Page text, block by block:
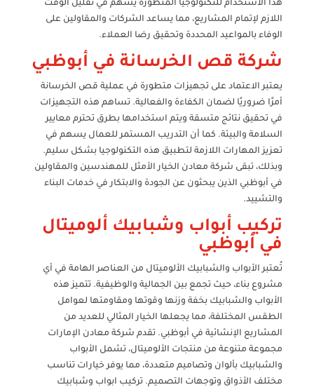
هذا الاستخدام للتكنولوجيا المتطورة يسهم في تقليل الوقت
اللازم لإتمام المشاريع، مما يساعد الشركات والمقاولين على
الوفاء بالمواعيد المحددة وتحقيق رضا العملاء.
شركة قص الخرسانة في أبوظبي
يعتبر الاعتماد على تجهيزات متطورة في عملية قص الخرسانة
أمرًا ضروريًا لضمان الكفاءة والفعالية. تساهم هذه التجهيزات
في تحقيق نتائج متسقة ويتم استخدامها بطرق تحترم معايير
السلامة والبيئة. كما أن التدريب المستمر للعمال يسهم في
تعزيز المهارات اللازمة لتطبيق هذه التكنولوجيا بشكل سليم.
وبذلك، تبقى شركة معادن الخيار الأمثل للمهندسين والمقاولين
في أبوظبي الذين يبحثون عن الجودة والابتكار في خدمات البناء
والتشييد.
تركيب أبواب وشبابيك ألوميتال
في أبوظبي
تُعتبر الأبواب والشبابيك الألوميتال من العناصر الهامة في أي
مشروع بناء، حيث تجمع بين الجمالية والوظيفية. تتميز هذه
الأبواب والشبابيك بخفة وزنها وقوتها ومقاومتها لعوامل
الطقس المختلفة، مما يجعلها الخيار المثالي للعديد من
المشاريع الإنشائية في أبوظبي. تقدم شركة معادن الإمارات
مجموعة متنوعة من منتجات الألوميتال، تشمل الأبواب
والشبابيك بألوان وتصاميم متعددة، مما يوفر خيارات تناسب
مختلف الأذواق وتوجهات التصميم. تركيب ابواب وشبابيك